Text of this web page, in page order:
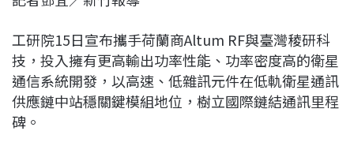
b
o
o
k
a
d
s
e
d
I
n
L
i
n
k
工研院15日宣布攜手荷蘭商Altum RF與臺灣稜研科
技，投入擁有更高輸出功率性能、功率密度高的衛星
通信系統開發，以高速、低雜訊元件在低軌衛星通訊
供應鏈中站穩關鍵模組地位，樹立國際鏈結通訊里程
碑。